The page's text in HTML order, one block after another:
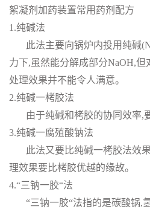
絮凝剂加药装置常用药剂配方
1.纯碱法
此法主要向锅炉内投用纯碱
力下,虽然能分解成部分NaOH,
处理效果并不能令人满意。
2.纯碱一栲胶法
由于纯碱和栲胶的协同效率,要
3.纯碱一腐殖酸钠法
此法又要比纯碱一栲胶法效果
理效果要比栲胶优越的缘故。
4.“三钠一胶“法
“三钠一胶“法指的是碳酸锅,